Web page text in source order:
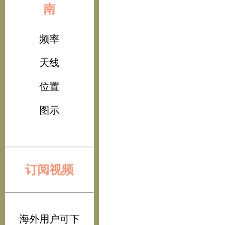
南
频率
天线
位置
图示
订阅视频
海外用户可下